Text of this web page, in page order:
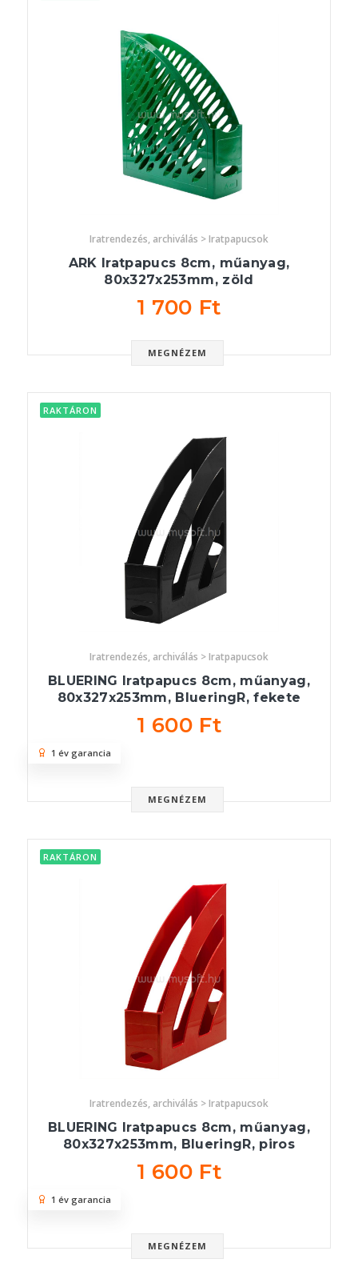
Iratrendezés, archiválás > Iratpapucsok
ARK Iratpapucs 8cm, műanyag,
80x327x253mm, zöld
1 700 Ft
MEGNÉZEM
RAKTÁRON
Iratrendezés, archiválás > Iratpapucsok
BLUERING Iratpapucs 8cm, műanyag,
80x327x253mm, BlueringR, fekete
1 600 Ft
MEGNÉZEM
1 év garancia
RAKTÁRON
Iratrendezés, archiválás > Iratpapucsok
BLUERING Iratpapucs 8cm, műanyag,
80x327x253mm, BlueringR, piros
1 600 Ft
MEGNÉZEM
1 év garancia